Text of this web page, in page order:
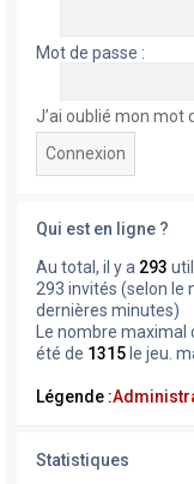
Mot de passe :
J’ai oublié mon mot
Qui est en ligne ?
Au total, il y a 293
293 invités (selon le
dernières minutes)
Le nombre
été de 1315 le jeu.
Légende :
Statistiques